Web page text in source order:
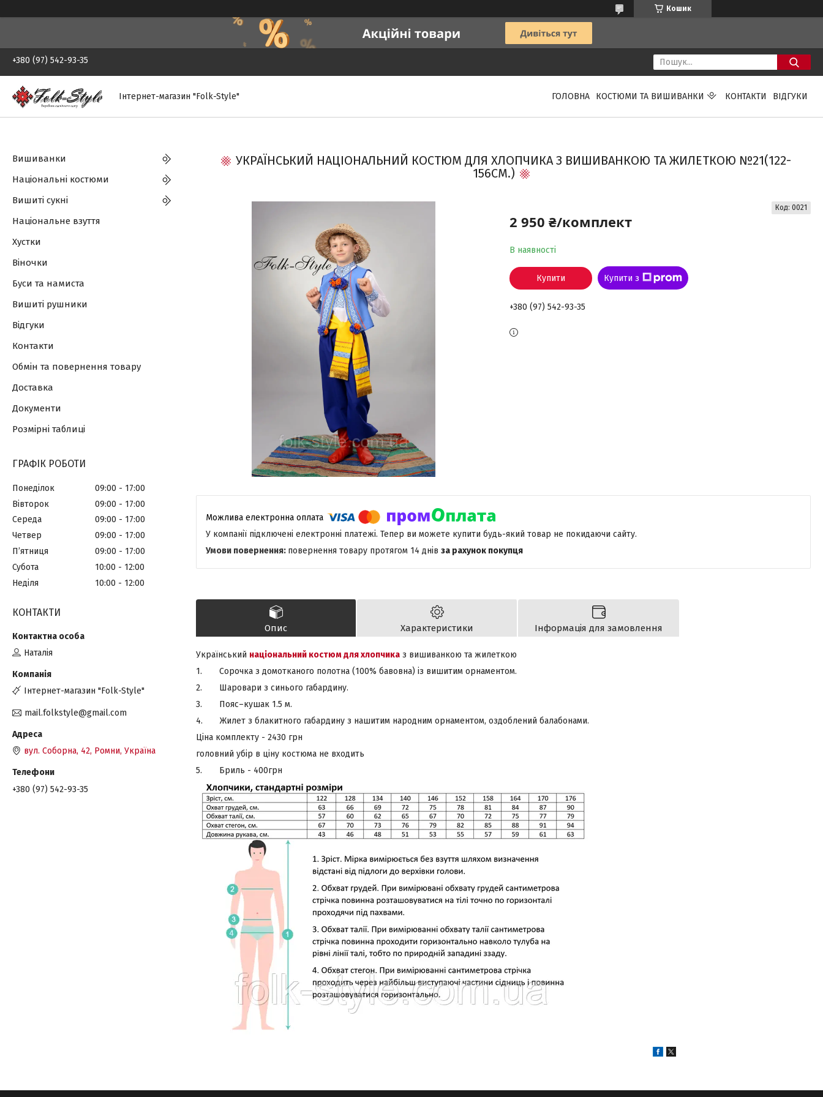
Кошик
+380 (97) 542-93-35
Інтернет-магазин "Folk-Style" ГОЛОВНА КОСТЮМИ ТА ВИШИВАНКИ КОНТАКТИ ВІДГУКИ
УКРАЇНСЬКИЙ НАЦІОНАЛЬНИЙ КОСТЮМ ДЛЯ ХЛОПЧИКА З ВИШИВАНКОЮ ТА ЖИЛЕТКОЮ №21(122-
156СМ.)
2 950 ₴/комплект
В наявності
Код: 0021
Купити Купити з
+380 (97) 542-93-35
У компанії підключені електронні платежі. Тепер ви можете купити будь-який товар не покидаючи сайту.
повернення товару протягом 14 днів за рахунок покупця
Опис Характеристики Інформація для замовлення
Український національний костюм для хлопчика з вишиванкою та жилеткою
1. Сорочка з домотканого полотна (100% бавовна) із вишитим орнаментом.
2. Шаровари з синього габардину.
3. Пояс–кушак 1.5 м.
4. Жилет з блакитного габардину з нашитим народним орнаментом, оздоблений балабонами.
Ціна комплекту - 2430 грн
головний убір в ціну костюма не входить
5. Бриль - 400грн
Вишиванки
Національні костюми
Вишиті сукні
Національне взуття
Хустки
Віночки
Буси та намиста
Вишиті рушники
Відгуки
Контакти
Обмін та повернення товару
Доставка
Документи
Розмірні таблиці
ГРАФІК РОБОТИ
Понеділок 09:00
17:00
Вівторок
09:00
17:00
Середа
09:00
17:00
Четвер
09:00
17:00
Пʼятниця
09:00
17:00
Субота
10:00
12:00
Неділя
10:00 12:00
КОНТАКТИ
Наталія
Інтернет-магазин "Folk-Style"
mail.folkstyle@gmail.com
вул. Соборна, 42, Ромни, Україна
+380 (97) 542-93-35